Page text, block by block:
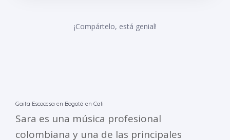
¡Compártelo, está genial!
Gaita Escocesa en Bogotá en Cali
Sara es una música profesional
colombiana y una de las principales